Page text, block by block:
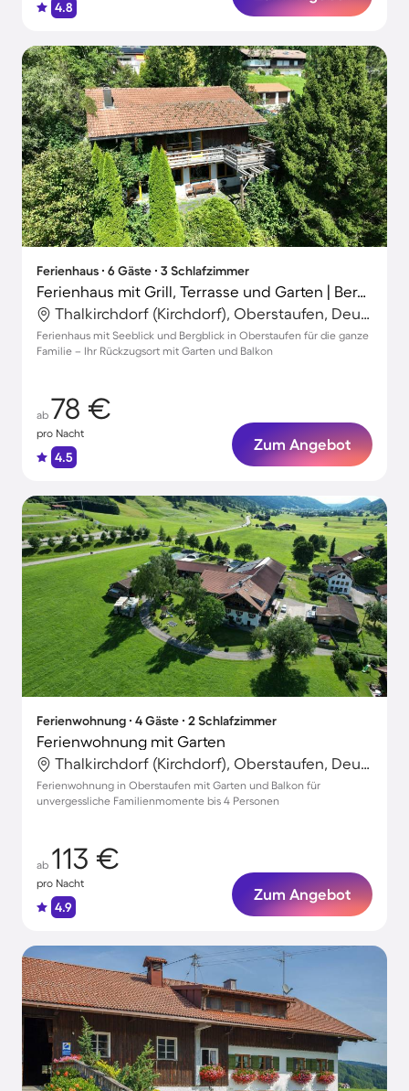
4.8
Ferienhaus ∙ 6 Gäste ∙ 3 Schlafzimmer
Ferienhaus mit Grill, Terrasse und Garten | Bergblick
Thalkirchdorf (Kirchdorf), Oberstaufen, Deutschland
Ferienhaus mit Seeblick und Bergblick in Oberstaufen für die ganze
Familie – Ihr Rückzugsort mit Garten und Balkon
ab 78 €
pro Nacht
4.5
Zum Angebot
Ferienwohnung ∙ 4 Gäste ∙ 2 Schlafzimmer
Ferienwohnung mit Garten
Thalkirchdorf (Kirchdorf), Oberstaufen, Deutschland
Ferienwohnung in Oberstaufen mit Garten und Balkon für
unvergessliche Familienmomente bis 4 Personen
ab 113 €
pro Nacht
4.9
Zum Angebot